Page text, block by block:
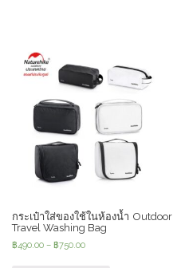
กระเป๋าใส่ของใช้ในห้องน้ำ Outdoor
Travel Washing Bag
฿490.00 – ฿750.00